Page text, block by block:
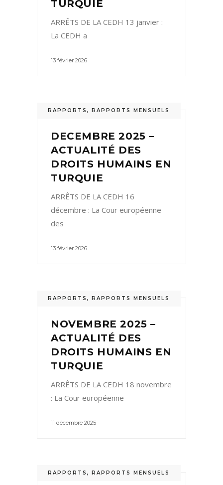
TURQUIE
ARRÊTS DE LA CEDH 13 janvier :
La CEDH a
13 février 2026
RAPPORTS , RAPPORTS MENSUELS
DECEMBRE 2025 –
ACTUALITÉ DES
DROITS HUMAINS EN
TURQUIE
ARRÊTS DE LA CEDH 16
décembre : La Cour européenne
des
13 février 2026
RAPPORTS , RAPPORTS MENSUELS
NOVEMBRE 2025 –
ACTUALITÉ DES
DROITS HUMAINS EN
TURQUIE
ARRÊTS DE LA CEDH 18 novembre
: La Cour européenne
11 décembre 2025
RAPPORTS , RAPPORTS MENSUELS